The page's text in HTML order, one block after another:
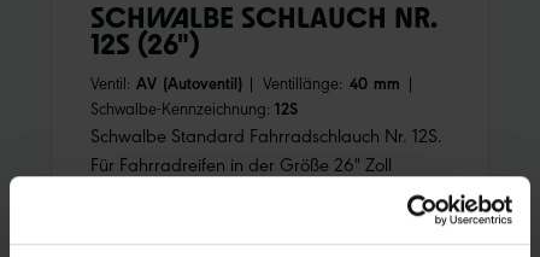
SCHWALBE SCHLAUCH NR.
12S (26")
Ventil: AV (Autoventil) | Ventillänge: 40 mm |
Schwalbe-Kennzeichnung: 12S
Schwalbe Standard Fahrradschlauch Nr. 12S.
Für Fahrradreifen in der Größe 26" Zoll
Materialgüte und gleichmäßiger Wandstärke.